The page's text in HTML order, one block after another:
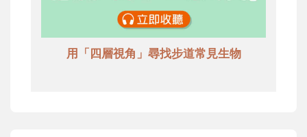
用「四層視角」尋找步道常見生物